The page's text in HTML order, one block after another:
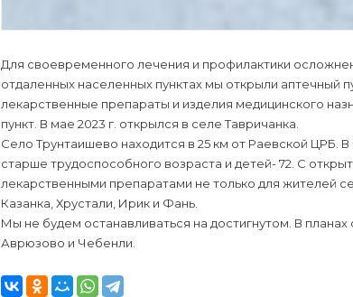
Для своевременного лечения и профилактики
отдаленных населенных пунктах мы открыли аптечный
лекарственные препараты и изделия медицинского
пункт. В мае 2023 г. открылся в селе Тавричанка.
Село Трунтаишево находится в 25 км от Раевской ЦРБ.
старше трудоспособного возраста и детей- 72. С
лекарственными препаратами не только для жителей
Казанка, Хрустали, Ирик и Фань.
Мы не будем останавливаться на достигнутом. В
Аврюзово и Чебенли.